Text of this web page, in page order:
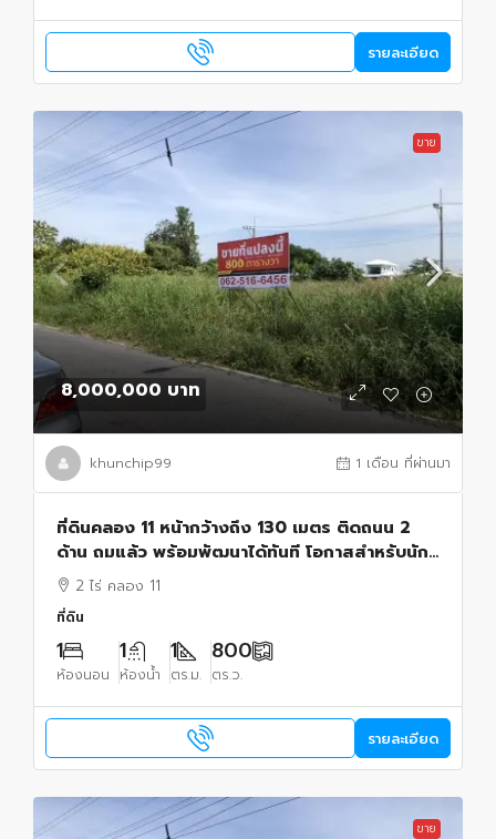
รายละเอียด
ขาย
8,000,000 บาท
khunchip99 1 เดือน ที่ผ่านมา
ที่ดินคลอง 11 หน้ากว้างถึง 130 เมตร ติดถนน 2
ด้าน ถมแล้ว พร้อมพัฒนาได้ทันที โอกาสสำหรับนัก
ลงทุน ผู้พัฒนาอสังหาริมทรัพย์ และเจ้าของกิจการ
2 ไร่ คลอง 11
ที่ดิน
1
ห้องนอน
1
ห้องน้ำ
1
ตร.ม.
800
ตร.ว.
รายละเอียด
ขาย